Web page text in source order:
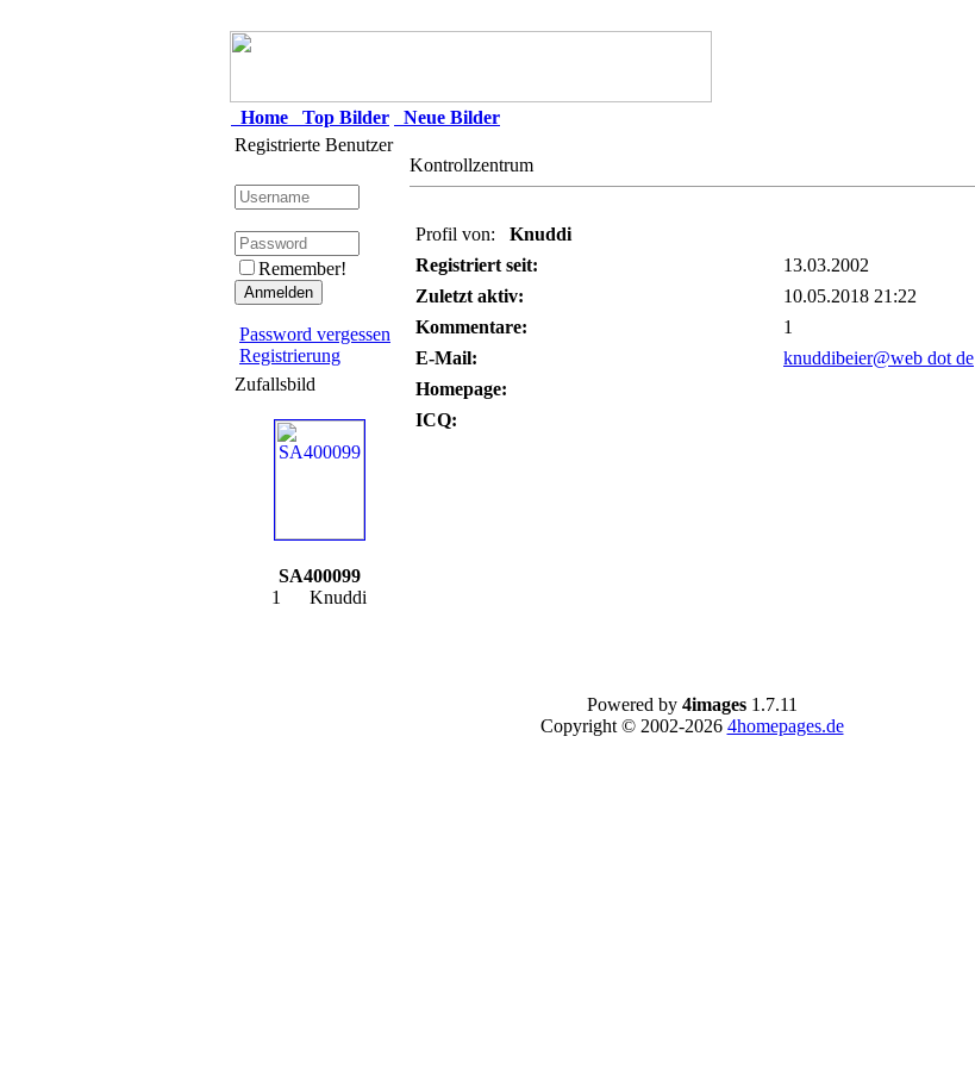
Home
Top Bilder
Neue Bilder
Registrierte Benutzer
Remember!
Password vergessen
Registrierung
Zufallsbild
SA400099
1 Knuddi
Kontrollzentrum
Profil von: Knuddi
Registriert seit:
13.03.2002
Zuletzt aktiv:
10.05.2018 21:22
Kommentare:
1
E-Mail:
knuddibeier@web dot de
Homepage:
ICQ:
Powered by 4images1.7.11
Copyright © 2002-2026 4homepages.de